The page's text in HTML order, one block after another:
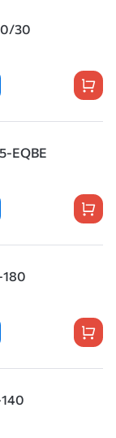
30
EQBE